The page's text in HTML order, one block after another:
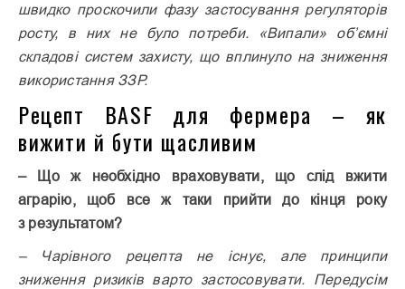
швидко проскочили фазу застосування регуляторів
росту, в них не було потреби. «Випали» об’ємні
складові систем захисту, що вплинуло на зниження
використання ЗЗР.
Рецепт BASF для фермера – як
вижити й бути щасливим
– Що ж необхідно враховувати, що слід вжити
аграрію, щоб все ж таки прийти до кінця року
з результатом?
– Чарівного рецепта не існує, але принципи
зниження ризиків варто застосовувати. Передусім